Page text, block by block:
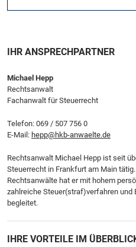
IHR ANSPRECHPARTNER
Michael Hepp
Rechtsanwalt
Fachanwalt für Steuerrecht
Telefon: 069 / 507 756 0
E-Mail: hepp@hkb-anwaelte.de
Rechtsanwalt Michael Hepp ist seit
Steuerrecht in Frankfurt am Main
Rechtsanwälte hat er mit hohem
zahlreiche Steuer(straf)verfahren
begleitet.
IHRE VORTEILE IM